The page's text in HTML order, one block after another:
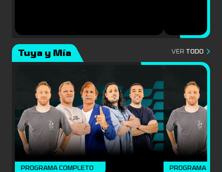
Tuya y Mía VER TODO
PROGRAMA COMPLETO PROGRAMA